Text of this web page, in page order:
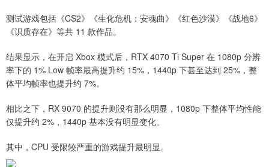
测试游戏包括《CS2》《生化危机：安魂曲》《红色沙漠》《战地6》
《识质存在》等共 11 款作品。
结果显示，在开启 Xbox 模式后，RTX 4070 Ti Super 在 1080p 分辨
率下的 1% Low 帧率最高提升约 15%，1440p 下甚至达到 25%，整
体平均帧率也提升约 7%。
相比之下，RX 9070 的提升则没有那么明显，1080p 下整体平均性能
仅提升约 2%，1440p 基本没有明显变化。
其中，CPU 受限较严重的游戏提升最明显。